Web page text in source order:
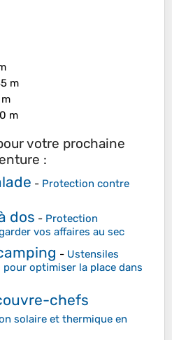
m
m
votre prochaine
:
- Protection contre
dos - Protection
vos affaires au sec
- Ustensiles
optimiser la place dans
chefs
solaire et thermique en